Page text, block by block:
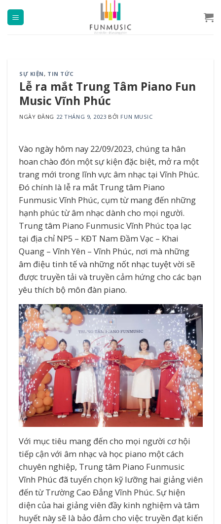
đến
SỰ KIỆN, TIN TỨC
Lễ ra mắt Trung Tâm Piano Fun
Music Vĩnh Phúc
NGÀY ĐĂNG 22 THÁNG 9, 2023 BỞI FUN MUSIC
Vào ngày hôm nay 22/09/2023, chúng ta hân
hoan chào đón một sự kiện đặc biệt, mở ra một
trang mới trong lĩnh vực âm nhạc tại Vĩnh Phúc.
Đó chính là lễ ra mắt Trung tâm Piano
Funmusic Vĩnh Phúc, cụm từ mang đến những
hạnh phúc từ âm nhạc dành cho mọi người.
Trung tâm Piano Funmusic Vĩnh Phúc tọa lạc
tại địa chỉ NP5 – KĐT Nam Đầm Vạc – Khai
Quang – Vĩnh Yên – Vĩnh Phúc, nơi mà những
âm điệu tinh tế và những nốt nhạc tuyệt vời sẽ
được truyền tải và truyền cảm hứng cho các bạn
yêu thích bộ môn đàn piano.
Với mục tiêu mang đến cho mọi người cơ hội
tiếp cận với âm nhạc và học piano một cách
chuyên nghiệp, Trung tâm Piano Funmusic
Vĩnh Phúc đã tuyển chọn kỹ lưỡng hai giảng viên
đến từ Trường Cao Đẳng Vĩnh Phúc. Sự hiện
diện của hai giảng viên đầy kinh nghiệm và tâm
huyết này sẽ là bảo đảm cho việc truyền đạt kiến